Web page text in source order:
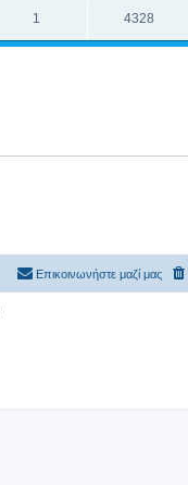
1 4328
Επικοινωνήστε μαζί μας